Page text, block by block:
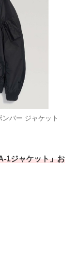
バー ジャケット
1ジャケット」お